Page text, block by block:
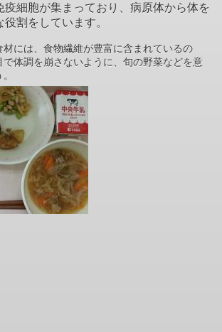
疫細胞が集まっており、病原体から体を
割をしています。
には、食物繊維が豊富に含まれているの
で体調を崩さないように、旬の野菜などを意